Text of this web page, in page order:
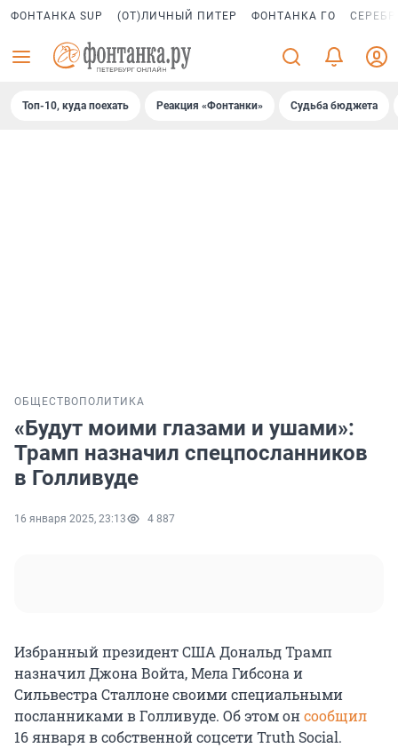
ФОНТАНКА SUP (ОТ)ЛИЧНЫЙ ПИТЕР ФОНТАНКА ГО
Топ-10, куда поехать Реакция «Фонтанки» Судьба бюджета
ОБЩЕСТВО ПОЛИТИКА
«Будут моими глазами и ушами»:
Трамп назначил спецпосланников
в Голливуде
16 января 2025, 23:13 4 887
Избранный президент США Дональд Трамп
назначил Джона Войта, Мела Гибсона и
Сильвестра Сталлоне своими специальными
посланниками в Голливуде. Об этом онсообщил
16 января в собственной соцсети Truth Social.